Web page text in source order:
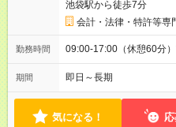
池袋駅から徒歩7分
会計・法律・特許等専
勤務時間 09:00-17:00（休憩60分
期間 即日～長期
気になる！